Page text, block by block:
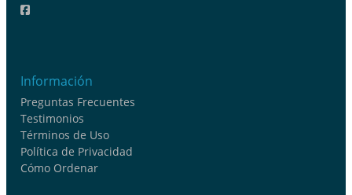
Información
Preguntas Frecuentes
Testimonios
Términos de Uso
Política de Privacidad
Cómo Ordenar